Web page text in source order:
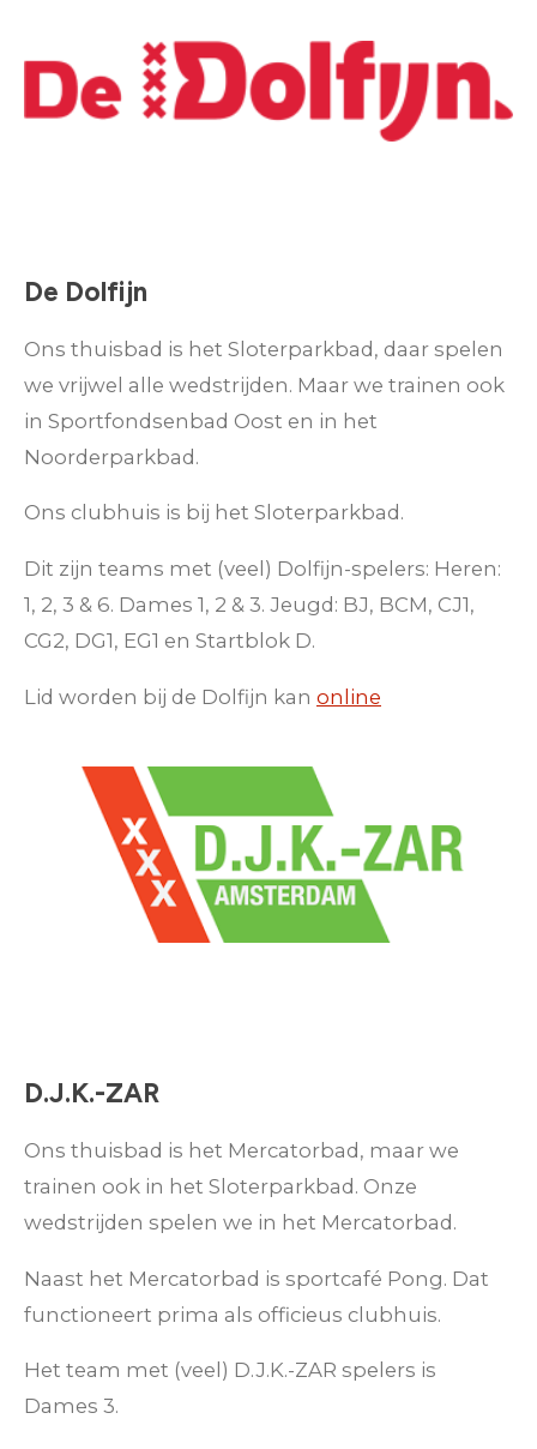
De Dolfijn
Ons thuisbad is het Sloterparkbad, daar spelen
we vrijwel alle wedstrijden. Maar we trainen ook
in Sportfondsenbad Oost en in het
Noorderparkbad.
Ons clubhuis is bij het Sloterparkbad.
Dit zijn teams met (veel) Dolfijn-spelers: Heren:
1, 2, 3 & 6. Dames 1, 2 & 3. Jeugd: BJ, BCM, CJ1,
CG2, DG1, EG1 en Startblok D.
Lid worden bij de Dolfijn kan online
D.J.K.-ZAR
Ons thuisbad is het Mercatorbad, maar we
trainen ook in het Sloterparkbad. Onze
wedstrijden spelen we in het Mercatorbad.
Naast het Mercatorbad is sportcafé Pong. Dat
functioneert prima als officieus clubhuis.
Het team met (veel) D.J.K.-ZAR spelers is
Dames 3.